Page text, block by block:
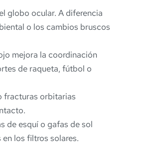
globo ocular. A diferencia
o los cambios bruscos
mejora la coordinación
de raqueta, fútbol o
fracturas orbitarias
de esquí o gafas de sol
los filtros solares.